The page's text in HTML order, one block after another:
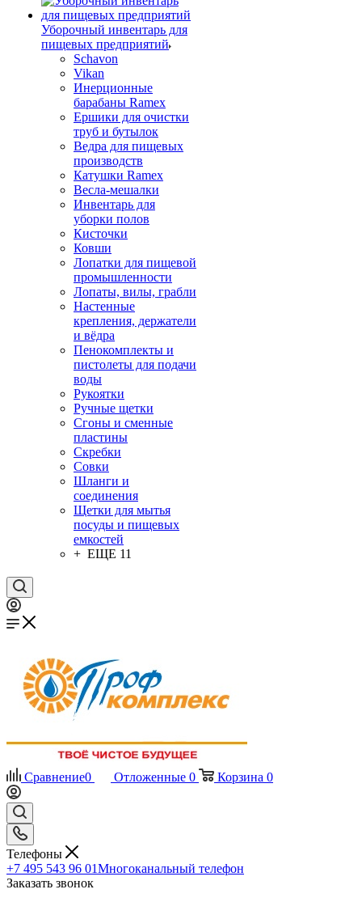
Уборочный инвентарь для
пищевых предприятий
Schavon
Vikan
Инерционные
барабаны Ramex
Ершики для очистки
труб и бутылок
Ведра для пищевых
производств
Катушки Ramex
Весла-мешалки
Инвентарь для
уборки полов
Кисточки
Ковши
Лопатки для пищевой
промышленности
Лопаты, вилы, грабли
Настенные
крепления, держатели
и вёдра
Пенокомплекты и
пистолеты для подачи
воды
Рукоятки
Ручные щетки
Сгоны и сменные
пластины
Скребки
Совки
Шланги и
соединения
Щетки для мытья
посуды и пищевых
емкостей
+ ЕЩЕ 11
Сравнение0 Отложенные 0 Корзина 0
Телефоны
+7 495 543 96 01Многоканальный телефон
Заказать звонок